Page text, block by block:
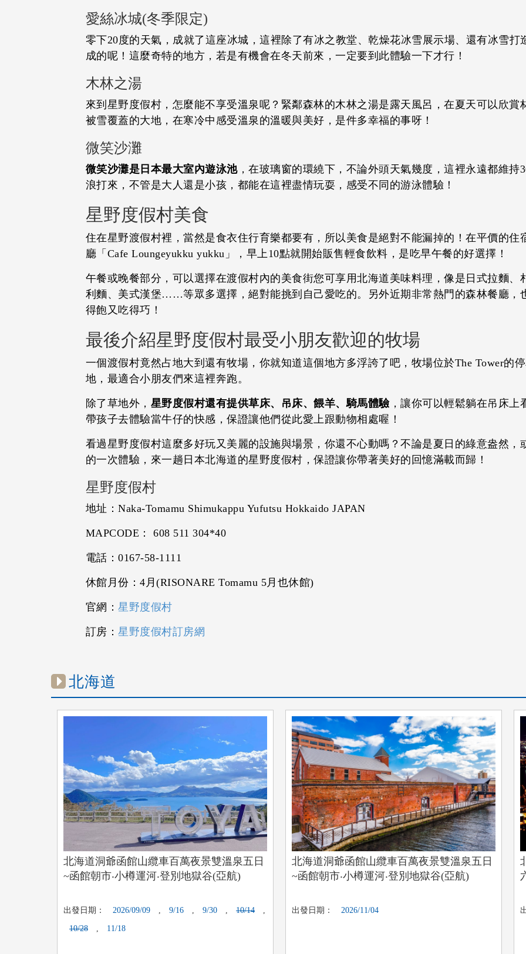
愛絲冰城(冬季限定)
零下20度的天氣，成就了這座冰城，這裡除了有冰之教堂、乾燥花冰雪展示場、還有冰雪
成的呢！這麼奇特的地方，若是有機會在冬天前來，一定要到此體驗一下才行！
木林之湯
來到星野度假村，怎麼能不享受溫泉呢？緊鄰森林的木林之湯是露天風呂，在夏天可以欣
被雪覆蓋的大地，在寒冷中感受溫泉的溫暖與美好，是件多幸福的事呀！
微笑沙灘
微笑沙灘是日本最大室內遊泳池，在玻璃窗的環繞下，不論外頭天氣幾度，這裡永遠都維持
浪打來，不管是大人還是小孩，都能在這裡盡情玩耍，感受不同的游泳體驗！
星野度假村美食
住在星野渡假村裡，當然是食衣住行育樂都要有，所以美食是絕對不能漏掉的！在平價的住
廳「Cafe Loungeyukku yukku」，早上10點就開始販售輕食飲料，是吃早午餐的好選擇！
午餐或晚餐部分，可以選擇在渡假村內的美食街您可享用北海道美味料理，像是日式拉麵
利麵、美式漢堡……等眾多選擇，絕對能挑到自己愛吃的。另外近期非常熱門的森林餐廳，
得飽又吃得巧！
最後介紹星野度假村最受小朋友歡迎的牧場
一個渡假村竟然占地大到還有牧場，你就知道這個地方多浮誇了吧，牧場位於The Tower的
地，最適合小朋友們來這裡奔跑。
除了草地外， 星野度假村還有提供草床、吊床、餵羊、騎馬體驗，讓你可以輕鬆躺在吊床上
帶孩子去體驗當牛仔的快感，保證讓他們從此愛上跟動物相處喔！
看過星野度假村這麼多好玩又美麗的設施與場景，你還不心動嗎？不論是夏日的綠意盎然
的一次體驗，來一趟日本北海道的星野度假村，保證讓你帶著美好的回憶滿載而歸！
星野度假村
地址：Naka-Tomamu Shimukappu Yufutsu Hokkaido JAPAN
MAPCODE： 608 511 304*40
電話：0167-58-1111
休館月份：4月(RISONARE Tomamu 5月也休館)
官網： 星野度假村
訂房： 星野度假村訂房網
北海道
北海道洞爺函館山纜車百萬夜景雙溫泉五日
~函館朝市‧小樽運河‧登別地獄谷(亞航)
出發日期： 2026/09/09 9/16 9/30 10/14
10/28 11/18
北海道洞爺函館山纜車百萬夜景雙溫泉五日
~函館朝市‧小樽運河‧登別地獄谷(亞航)
出發日期： 2026/11/04